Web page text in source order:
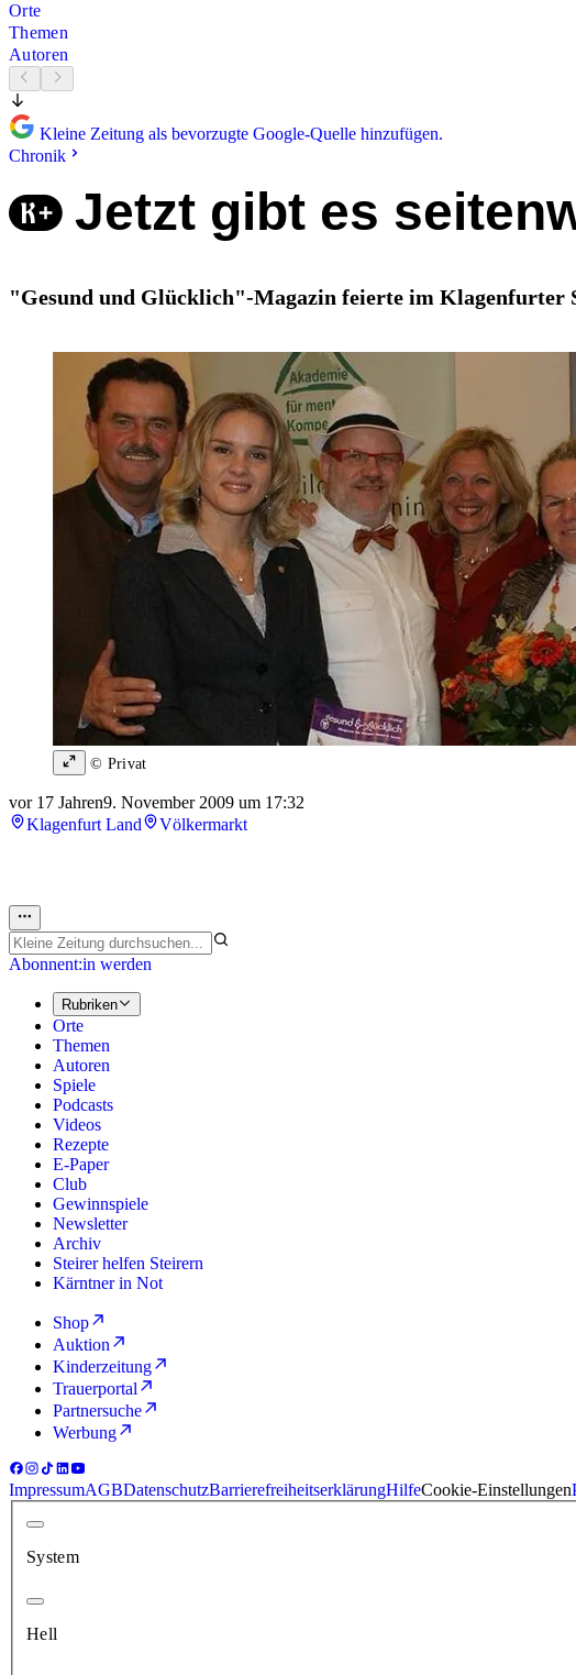
Orte
Themen
Autoren
Kleine Zeitung als bevorzugte Google-Quelle hinzufügen.
Chronik
Jetzt gibt es
"Gesund und Glücklich"-Magazin feierte im Klagenfurter
© Privat
vor 17 Jahren9. November 2009 um 17:32
Klagenfurt Land
Völkermarkt
Abonnent:in werden
Rubriken
Orte
Themen
Autoren
Spiele
Podcasts
Videos
Rezepte
E-Paper
Club
Gewinnspiele
Newsletter
Archiv
Steirer helfen Steirern
Kärntner in Not
Shop
Auktion
Kinderzeitung
Trauerportal
Partnersuche
Werbung
ImpressumAGBDatenschutzBarrierefreiheitserklärungHilfeCookie-Einstellungen
System
Hell